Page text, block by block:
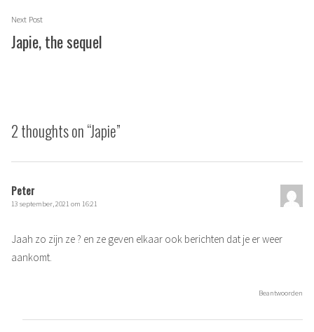
Next PostNext
post:
Japie, the sequel
2 thoughts on “Japie”
Peter
13 september, 2021 om 16:21
Jaah zo zijn ze ? en ze geven elkaar ook berichten dat je er weer
aankomt.
Beantwoorden